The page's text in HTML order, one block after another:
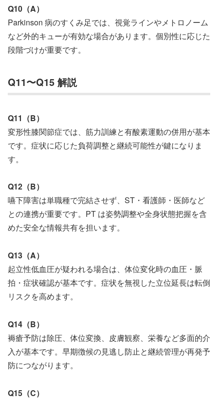
Q10（A）
Parkinson 病のすくみ足では、視覚ラインやメトロノーム
など外的キューが有効な場合があります。個別性に応じた
段階づけが重要です。
Q11〜Q15 解説
Q11（B）
変形性膝関節症では、筋力訓練と有酸素運動の併用が基本
です。症状に応じた負荷調整と継続可能性が鍵になりま
す。
Q12（B）
嚥下障害は単職種で完結させず、ST・看護師・医師など
との連携が重要です。PT は姿勢調整や全身状態把握を含
めた安全な情報共有を担います。
Q13（A）
起立性低血圧が疑われる場合は、体位変化時の血圧・脈
拍・症状確認が基本です。症状を無視した立位延長は転倒
リスクを高めます。
Q14（B）
褥瘡予防は除圧、体位変換、皮膚観察、栄養など多面的介
入が基本です。早期徴候の見逃し防止と継続管理が再発予
防につながります。
Q15（C）